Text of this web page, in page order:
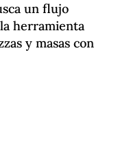
un flujo
herramienta
y masas con